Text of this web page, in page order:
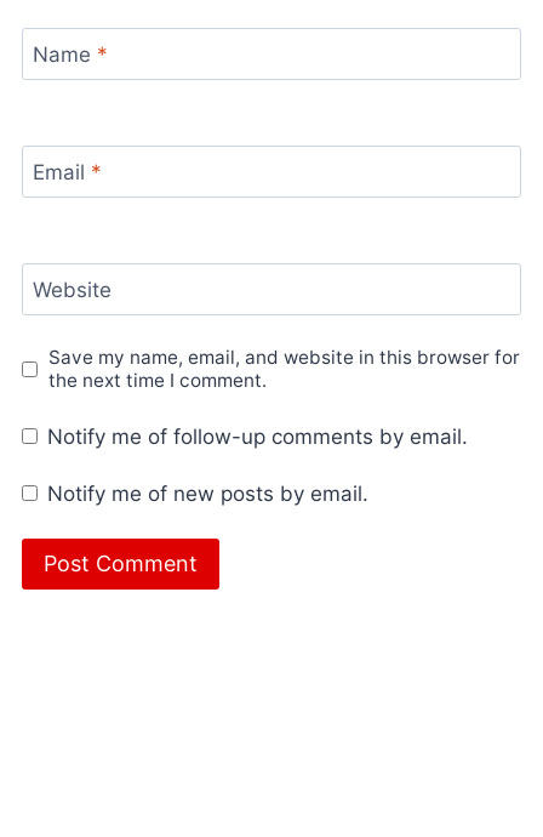
Name *
Email *
Website
Save my name, email, and website in this browser for
the next time I comment.
Notify me of follow-up comments by email.
Notify me of new posts by email.